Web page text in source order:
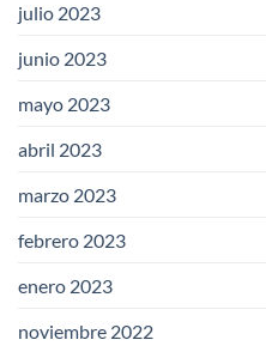
julio 2023
junio 2023
mayo 2023
abril 2023
marzo 2023
febrero 2023
enero 2023
noviembre 2022